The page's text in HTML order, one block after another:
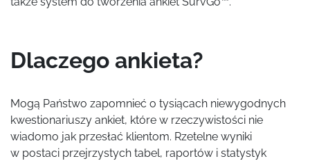
Dlaczego ankieta?
Mogą Państwo zapomnieć o tysiącach niewygodnych
kwestionariuszy ankiet, które w rzeczywistości nie
wiadomo jak przesłać klientom. Rzetelne wyniki
w postaci przejrzystych tabel, raportów i statystyk